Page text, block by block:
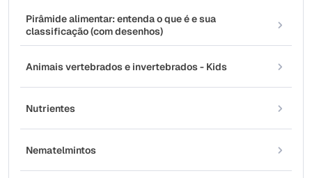
Pirâmide alimentar: entenda o que é e sua
classificação (com desenhos)
Animais vertebrados e invertebrados - Kids
Nutrientes
Nematelmintos